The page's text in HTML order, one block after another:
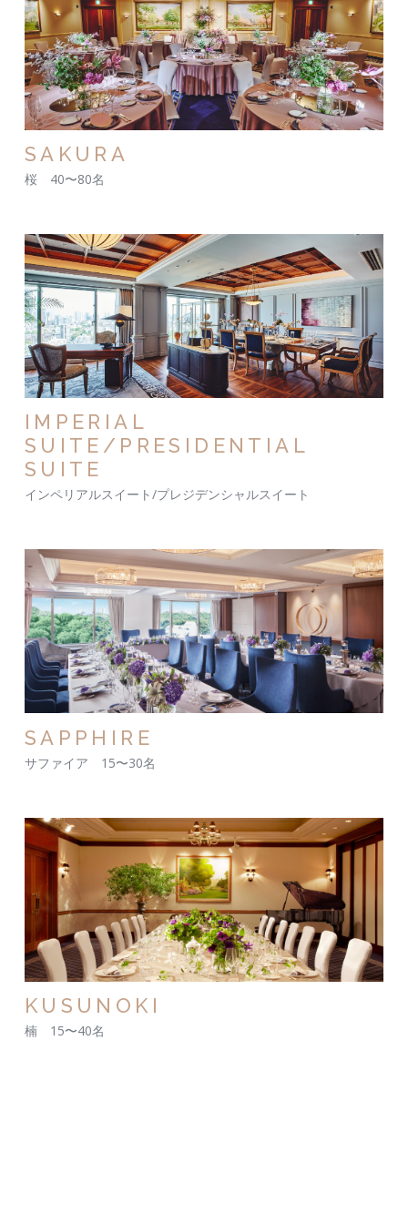
SAKURA
桜 40〜80名
IMPERIAL
SUITE/PRESIDENTIAL
SUITE
インペリアルスイート/プレジデンシャルスイート
SAPPHIRE
サファイア 15〜30名
KUSUNOKI
楠 15〜40名